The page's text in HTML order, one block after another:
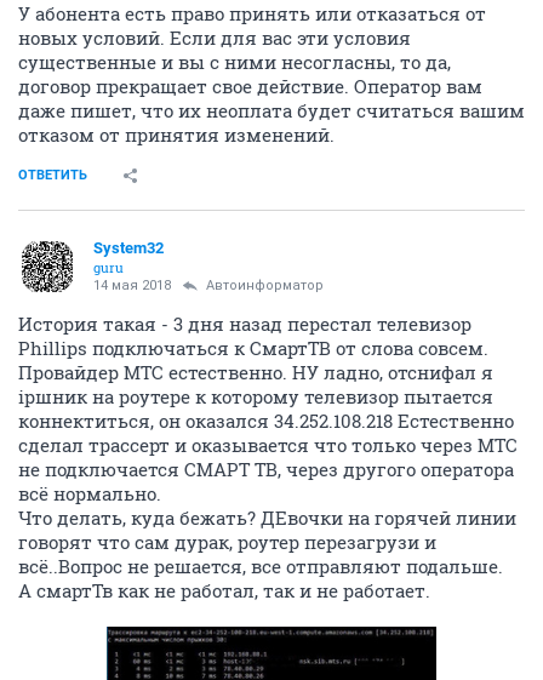
У абонента есть право принять или отказаться от
новых условий. Если для вас эти условия
существенные и вы с ними несогласны, то да,
договор прекращает свое действие. Оператор вам
даже пишет, что их неоплата будет считаться вашим
отказом от принятия изменений.
ОТВЕТИТЬ
System32
guru
14 мая 2018 Автоинформатор
История такая - 3 дня назад перестал телевизор
Phillips подключаться к СмартТВ от слова совсем.
Провайдер МТС естественно. НУ ладно, отснифал я
ipшник на роутере к которому телевизор пытается
коннектиться, он оказался 34.252.108.218 Естественно
сделал трассерт и оказывается что только через МТС
не подключается СМАРТ ТВ, через другого оператора
всё нормально.
Что делать, куда бежать? ДЕвочки на горячей линии
говорят что сам дурак, роутер перезагрузи и
всё..Вопрос не решается, все отправляют подальше.
А смартТв как не работал, так и не работает.